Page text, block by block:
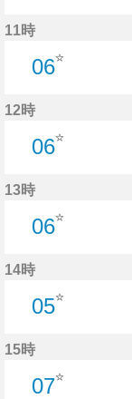
11時
06☆
12時
06☆
13時
06☆
14時
05☆
15時
07☆